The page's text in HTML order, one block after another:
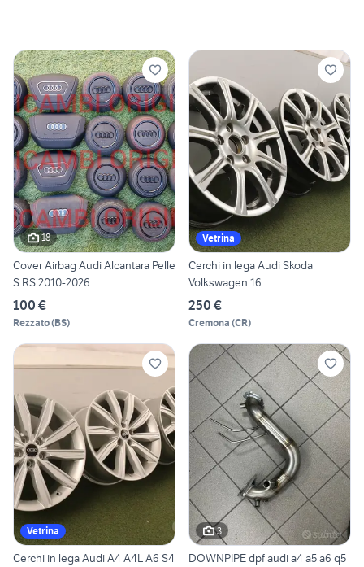
18
Cover Airbag Audi Alcantara Pelle
S RS 2010-2026
100 €
Rezzato(BS)
Vetrina
Cerchi in lega Audi Skoda
Volkswagen 16
250 €
Cremona (CR)
Vetrina
Cerchi in lega Audi A4 A4L A6 S4
3
DOWNPIPE dpf audi a4 a5 a6 q5